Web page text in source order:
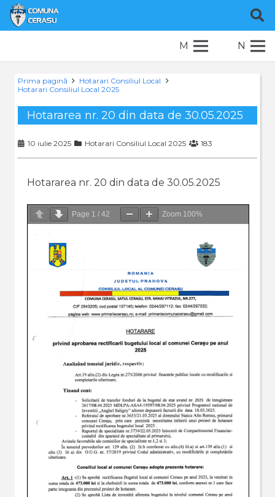
M N
Prima pagină
Hotarari Consiliul Local
Hotarari Consiliul Local 2025
Hotararea nr. 20 din data de 30.05.2025
10 iulie 2025 Hotarari Consiliul Local 2025 183
Hotararea nr. 20 din data de 30.05.2025
Page 1 / 42 Zoom 100%